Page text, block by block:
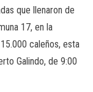
que llenaron de
17, en la
caleños, esta
Galindo, de 9:00